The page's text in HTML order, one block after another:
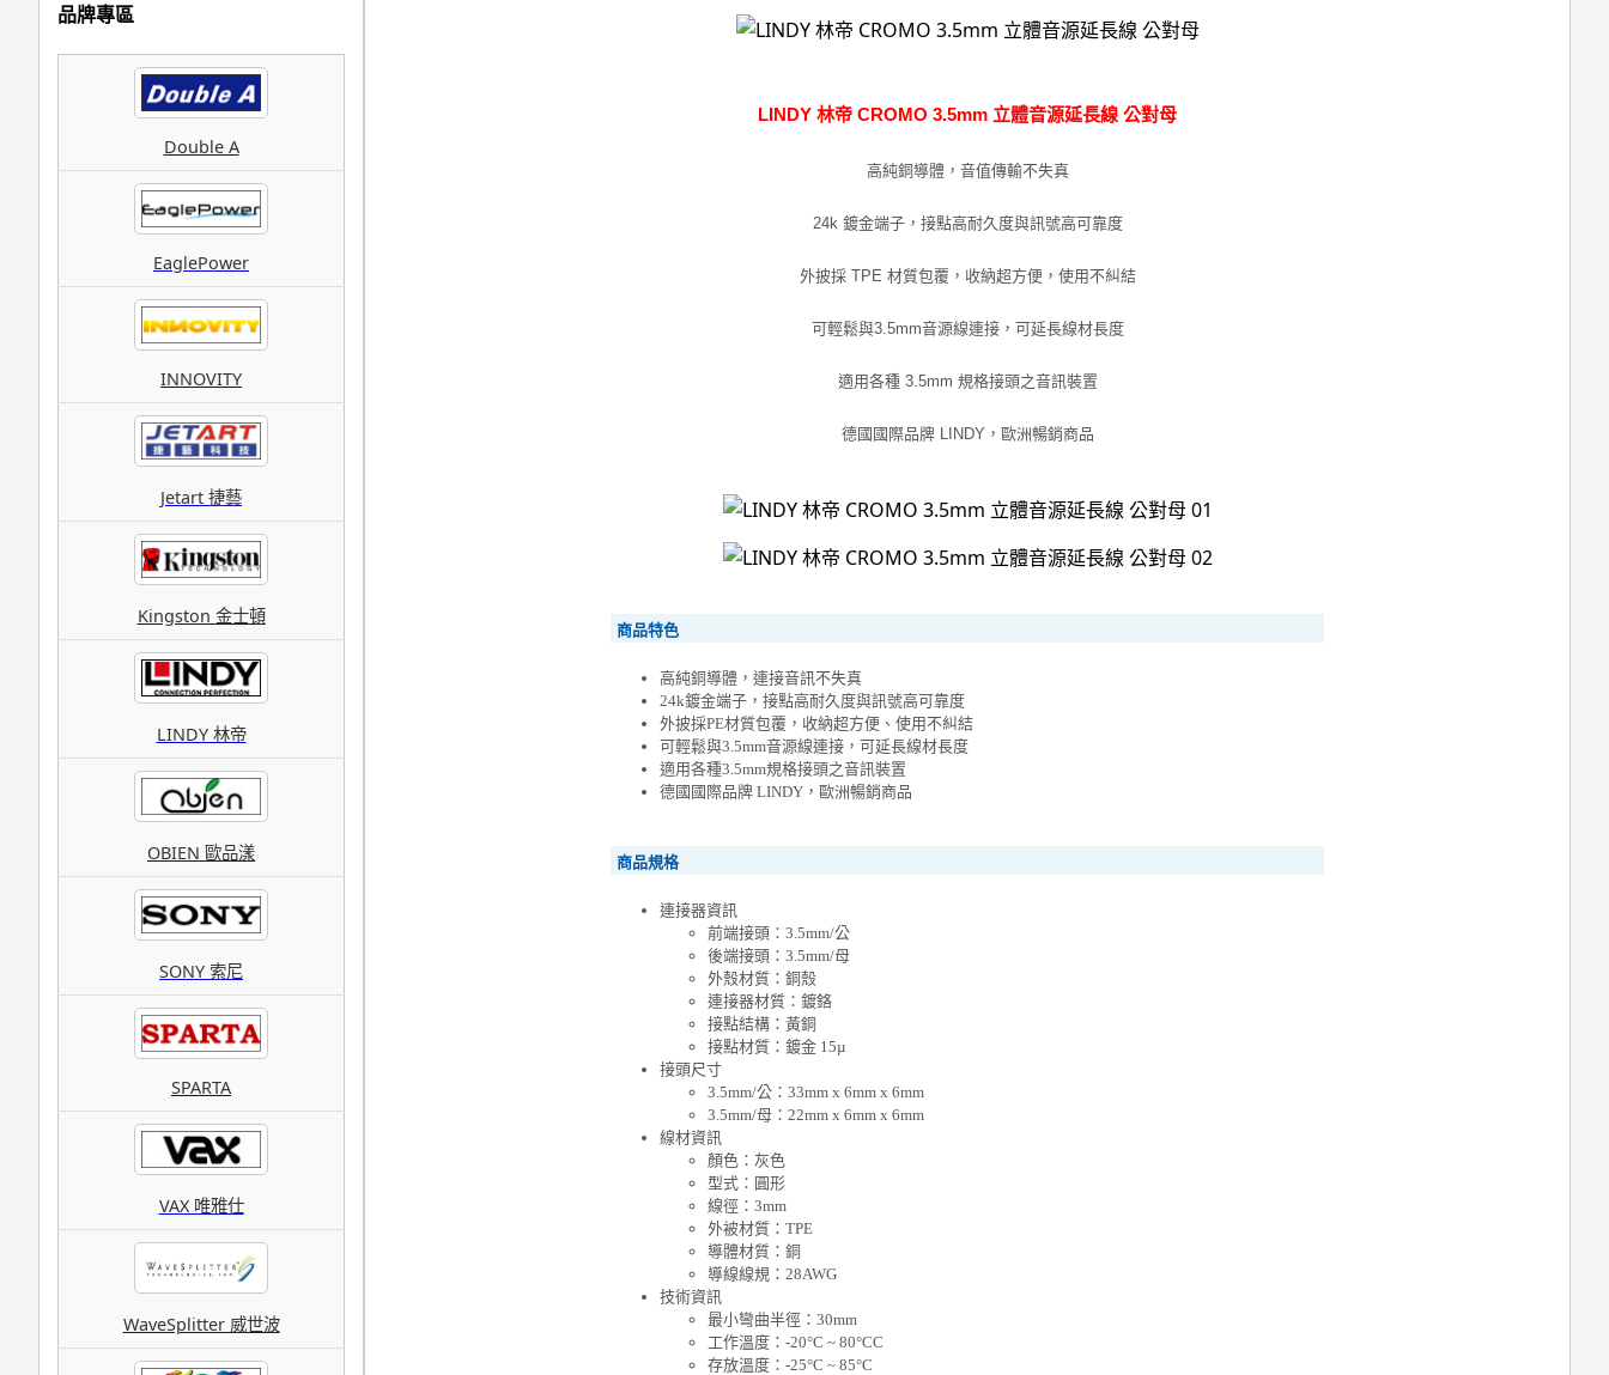
品牌專區
Double A
EaglePower
INNOVITY
Jetart 捷藝
Kingston 金士頓
LINDY 林帝
OBIEN 歐品漾
SONY 索尼
SPARTA
VAX 唯雅仕
WaveSplitter 威世波
LINDY 林帝 CROMO 3.5mm 立體音源延長線 公對母
高純銅導體，音值傳輸不失真
24k 鍍金端子，接點高耐久度與訊號高可靠度
外披採 TPE 材質包覆，收納超方便，使用不糾結
可輕鬆與3.5mm音源線連接，可延長線材長度
適用各種 3.5mm 規格接頭之音訊裝置
德國國際品牌 LINDY，歐洲暢銷商品
商品特色
高純銅導體，連接音訊不失真
24k鍍金端子，接點高耐久度與訊號高可靠度
外披採PE材質包覆，收納超方便、使用不糾結
可輕鬆與3.5mm音源線連接，可延長線材長度
適用各種3.5mm規格接頭之音訊裝置
德國國際品牌 LINDY，歐洲暢銷商品
商品規格
連接器資訊
前端接頭：3.5mm/公
後端接頭：3.5mm/母
外殼材質：銅殼
連接器材質：鍍鉻
接點結構：黃銅
接點材質：鍍金 15µ
接頭尺寸
3.5mm/公：33mm x 6mm x 6mm
3.5mm/母：22mm x 6mm x 6mm
線材資訊
顏色：灰色
型式：圓形
線徑：3mm
外被材質：TPE
導體材質：銅
導線線規：28AWG
技術資訊
最小彎曲半徑：30mm
工作溫度：-20°C ~ 80°CC
存放溫度：-25°C ~ 85°C